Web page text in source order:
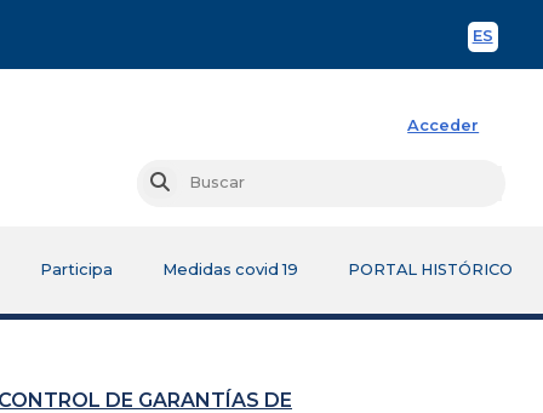
ES
Acceder
Buscar
Participa Medidas covid 19 PORTAL HISTÓRICO
DE GARANTÍAS DE